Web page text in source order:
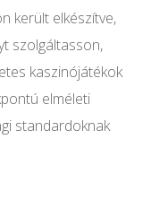
került elkészítve,
szolgáltasson,
kaszinójátékok
elméleti
standardoknak